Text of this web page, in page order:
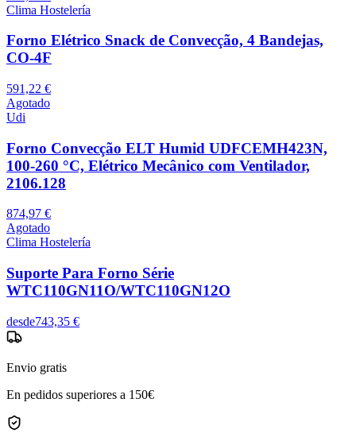
Clima Hostelería
Forno Elétrico Snack de Convecção, 4 Bandejas,
CO-4F
591,22 €
Agotado
Udi
Forno Convecção ELT Humid UDFCEMH423N,
100-260 °C, Elétrico Mecânico com Ventilador,
2106.128
874,97 €
Agotado
Clima Hostelería
Suporte Para Forno Série
WTC110GN11O/WTC110GN12O
desde743,35 €
Envio gratis
En pedidos superiores a 150€